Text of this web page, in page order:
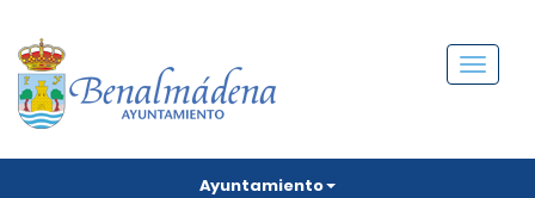
Menú
Ayuntamiento